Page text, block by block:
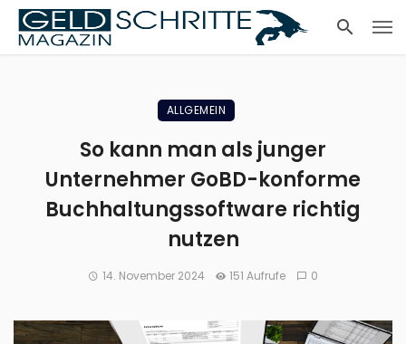
ALLGEMEIN
So kann man als junger
Unternehmer GoBD-konforme
Buchhaltungssoftware richtig
nutzen
14. November 2024 151 Aufrufe 0